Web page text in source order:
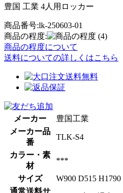
豊国 工業 4人用ロッカー
商品番号:lk-250603-01
商品の程度:
(4)
商品の程度について
送料についての詳しくはこちら
メーカー
豊国工業
メーカー品
番
TLK-S4
カラー・素
材
***
サイズ
W900 D515 H1790
通常送料サ